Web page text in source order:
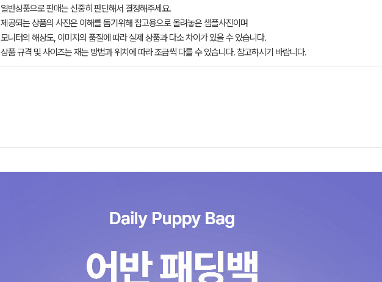
일반상품으로 판매는 신중히 판단해서 결정해주세요.
제공되는 상품의 사진은 이해를 돕기위해 참고용으로 올려놓은 샘플사진이며
모니터의 해상도, 이미지의 품질에 따라 실제 상품과 다소 차이가 있을 수 있습니다.
상품 규격 및 사이즈는 재는 방법과 위치에 따라 조금씩 다를 수 있습니다. 참고하시기 바랍니다.